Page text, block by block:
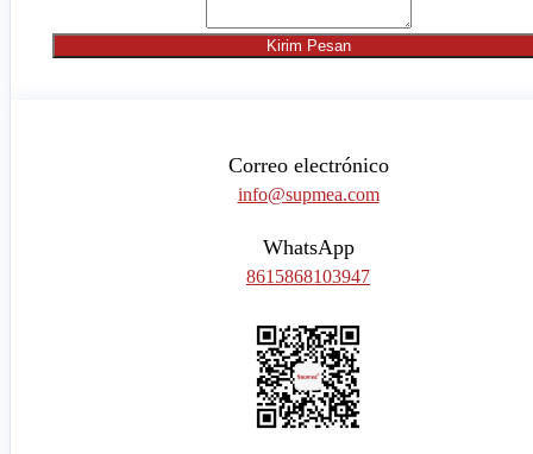
Kirim Pesan
Correo electrónico
info@supmea.com
WhatsApp
8615868103947